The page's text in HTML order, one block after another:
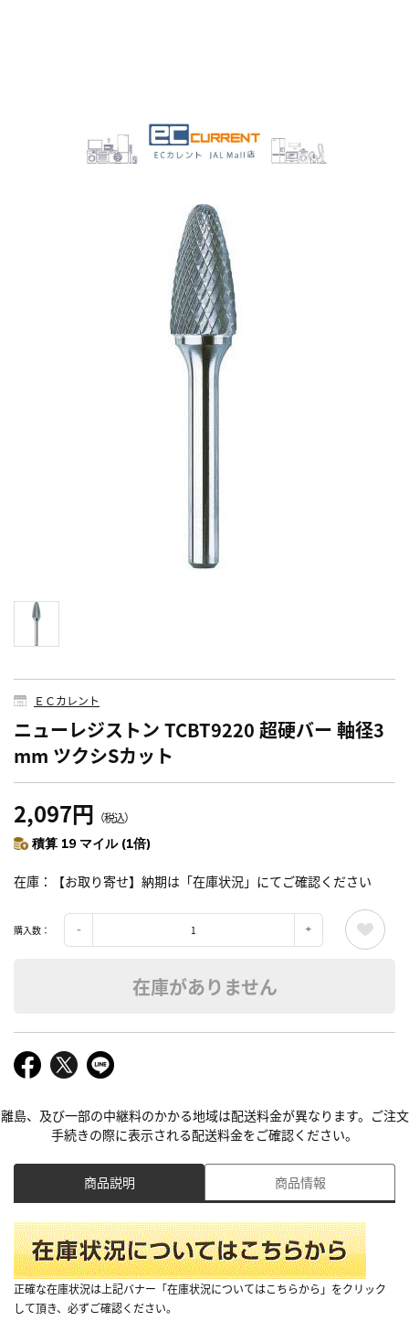
ＥＣカレント
ニューレジストン TCBT9220 超硬バー 軸径3
mm ツクシSカット
2,097円 （税込）
積算 19 マイル (1倍)
在庫 【お取り寄せ】納期は「在庫状況」にてご確認ください
購入数：
在庫がありません
離島、及び一部の中継料のかかる地域は配送料金が異なります。ご注文
手続きの際に表示される配送料金をご確認ください。
商品説明 商品情報
正確な在庫状況は上記バナー「在庫状況についてはこちらから」をクリック
して頂き、必ずご確認ください。